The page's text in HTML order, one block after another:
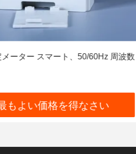
ーター スマート、50/60Hz 周波数
もよい価格を得なさい